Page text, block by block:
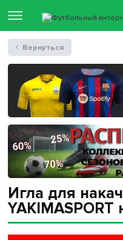
Игла для
YAKIMASPORT
Вернуться